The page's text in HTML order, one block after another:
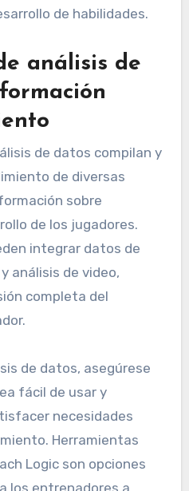
los entrenadores
la comprensión de
técnicas.
grabaciones de los
rendimiento del
de habilidades.
análisis de
de datos compilan y
de diversas
de los jugadores.
integrar datos de
análisis de video,
completa del